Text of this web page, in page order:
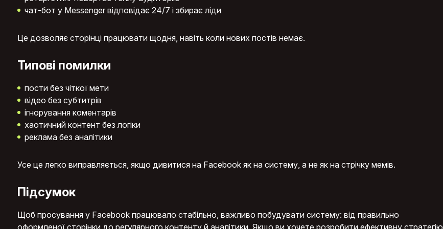
чат-бот у Messenger відповідає 24/7 і збирає ліди
Це дозволяє сторінці працювати щодня, навіть коли нових постів немає.
Типові помилки
пости без чіткої мети
відео без субтитрів
ігнорування коментарів
хаотичний контент без логіки
реклама без аналітики
Усе це легко виправляється, якщо дивитися на Facebook як на систему, а не як на стрічку мемів.
Підсумок
Щоб просування у Facebook працювало стабільно, важливо побудувати систему: від правильно